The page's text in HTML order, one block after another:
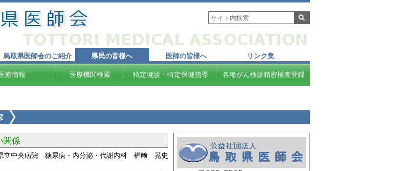
鳥取県医師会のご紹介 県民の皆様へ 医師の皆様へ リンク集
療情報 医療機関検索 特定健診・特定保健指導 各種がん検診精密検査登録
関係
立中央病院 糖尿病・内分泌・代謝内科 楢﨑 晃史